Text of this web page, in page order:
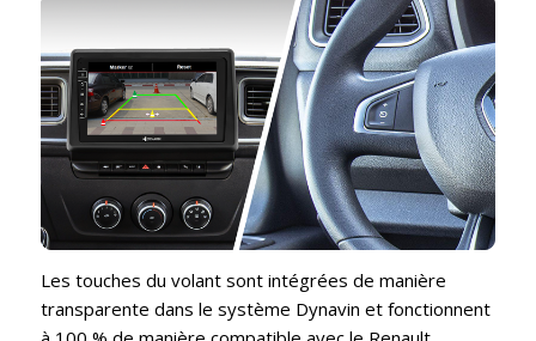
Les touches du volant sont intégrées de manière
transparente dans le système Dynavin et fonctionnent